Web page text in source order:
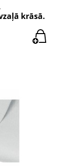
krāsā.